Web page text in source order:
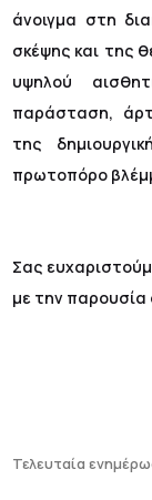
άνοιγμα στη
σκέψης και της
υψηλού
παράσταση,
της
πρωτοπόρο
Σας
με την παρουσία
Τελευταία